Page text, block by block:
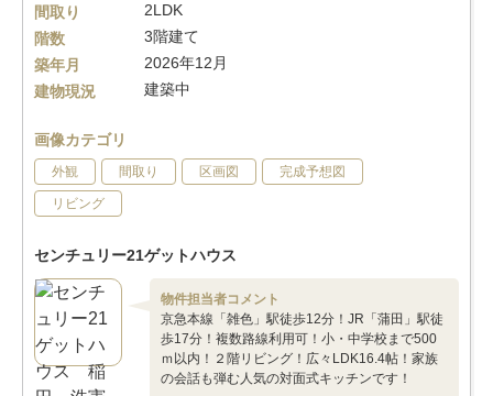
間取り
2LDK
階数
3階建て
築年月
2026年12月
建物現況
建築中
画像カテゴリ
外観 間取り 区画図 完成予想図
リビング
センチュリー21ゲットハウス
物件担当者コメント
京急本線「雑色」駅徒歩12分！JR「蒲田」駅徒
歩17分！複数路線利用可！小・中学校まで500
ｍ以内！２階リビング！広々LDK16.4帖！家族
の会話も弾む人気の対面式キッチンです！